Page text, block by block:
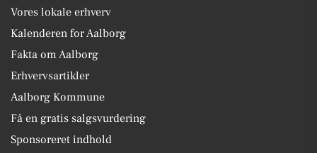
Vores lokale erhverv
Kalenderen for Aalborg
Fakta om Aalborg
Erhvervsartikler
Aalborg Kommune
Få en gratis salgsvurdering
Sponsoreret indhold